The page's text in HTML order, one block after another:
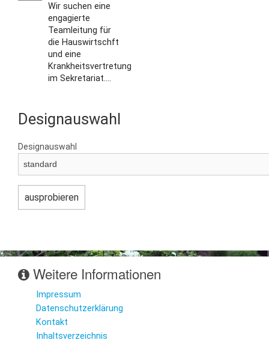
Wir suchen eine
engagierte
Teamleitung für
die Hauswirtschft
und eine
Krankheitsvertretung
im Sekretariat....
Designauswahl
Designauswahl
Weitere Informationen
Impressum
Datenschutzerklärung
Kontakt
Inhaltsverzeichnis